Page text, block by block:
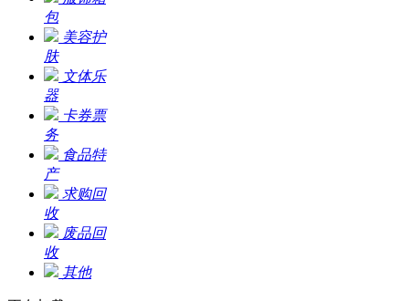
包
美容护
肤
文体乐
器
卡券票
务
食品特
产
求购回
收
废品回
收
其他